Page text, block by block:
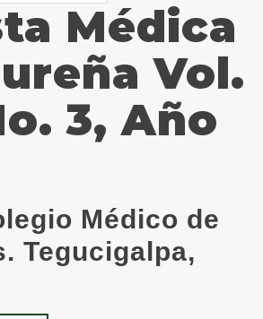
Médica
Vol.
3, Año
Médico de
Tegucigalpa,